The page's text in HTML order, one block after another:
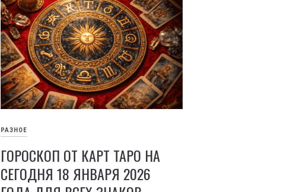
РАЗНОЕ
ГОРОСКОП ОТ КАРТ ТАРО НА
СЕГОДНЯ 18 ЯНВАРЯ 2026